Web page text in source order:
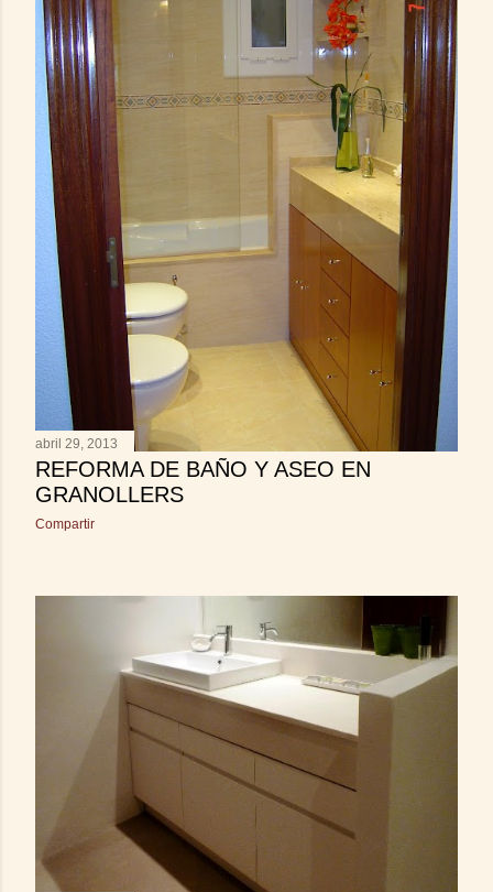
abril 29, 2013
REFORMA DE BAÑO Y ASEO EN
GRANOLLERS
Compartir